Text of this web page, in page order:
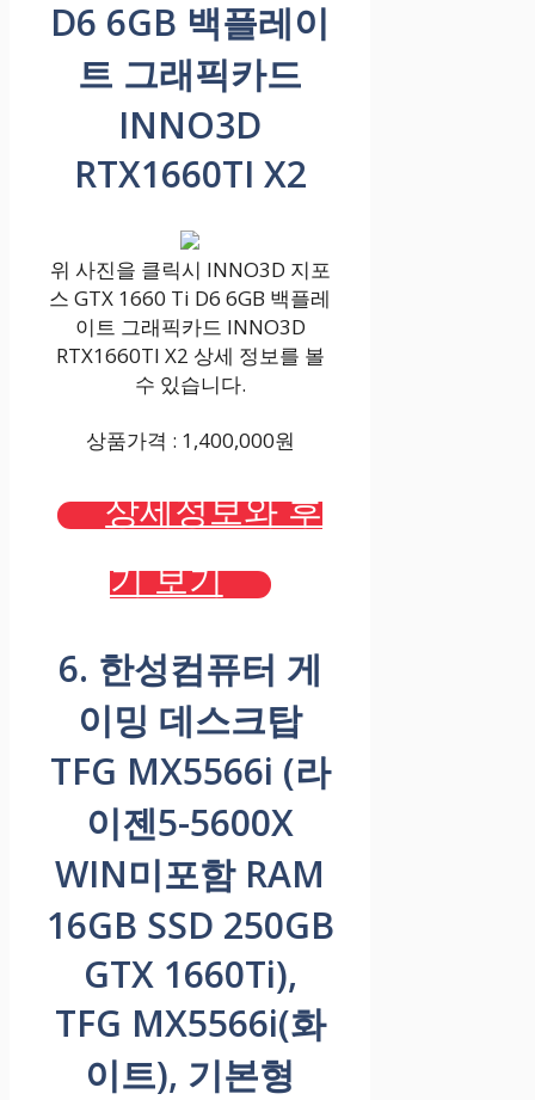
D6 6GB 백플레이
트 그래픽카드
INNO3D
RTX1660TI X2
위 사진을 클릭시 INNO3D 지포
스 GTX 1660 Ti D6 6GB 백플레
이트 그래픽카드 INNO3D
RTX1660TI X2 상세 정보를 볼
수 있습니다.
상품가격 : 1,400,000원
상세정보와 후
기 보기
6. 한성컴퓨터 게
이밍 데스크탑
TFG MX5566i (라
이젠5-5600X
WIN미포함 RAM
16GB SSD 250GB
GTX 1660Ti),
TFG MX5566i(화
이트), 기본형